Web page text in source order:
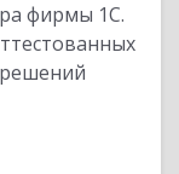
фирмы 1С.